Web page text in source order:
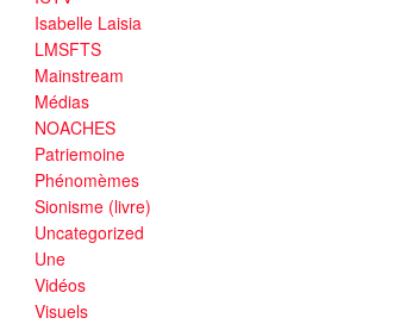
Isabelle Laisia
LMSFTS
Mainstream
Médias
NOACHES
Patriemoine
Phénomèmes
Sionisme (livre)
Uncategorized
Une
Vidéos
Visuels